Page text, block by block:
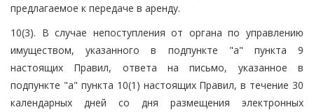
предлагаемое к передаче в аренду.
10(3). В случае непоступления от органа по управлению
имуществом, указанного в подпункте "а" пункта 9
настоящих Правил, ответа на письмо, указанное в
подпункте "а" пункта 10(1) настоящих Правил, в течение 30
календарных дней со дня размещения электронных